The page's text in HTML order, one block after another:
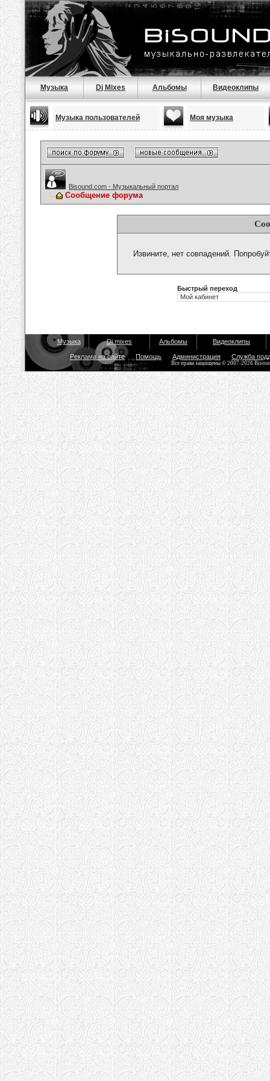
Музыка Dj Mixes Альбомы Видеоклипы
Музыка пользователей Моя музыка
Bisound.com - Музыкальный портал
Сообщение форума
Извините, нет совпадений.
Быстрый переход
Музыка Dj mixes Альбомы Видеоклипы
Реклама на сайте Помощь Администрация Служба
Все права защищены © 2007-2026